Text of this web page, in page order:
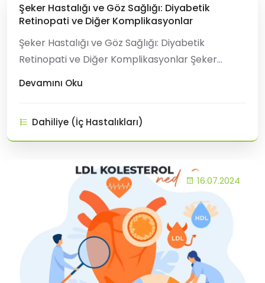
Şeker Hastalığı ve Göz Sağlığı: Diyabetik
Retinopati ve Diğer Komplikasyonlar
Şeker Hastalığı ve Göz Sağlığı: Diyabetik
Retinopati ve Diğer Komplikasyonlar Şeker
hastalığı (diyabet), kan şekerinin uzun süre
sistemini etkilediği bilinir ve gözler de bu
durumdan nasibini alabilir. Diyabete ba�
Devamını Oku
Dahiliye (İç Hastalıkları)
16.07.2024